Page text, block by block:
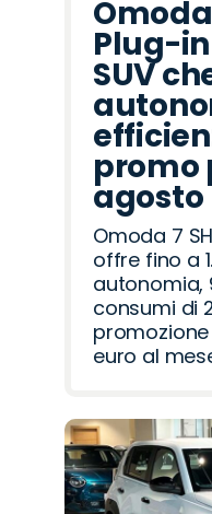
Omoda
Plug-
SUV
promo
agosto
Omoda 7
offre fino a
autonomia,
consumi di
euro al